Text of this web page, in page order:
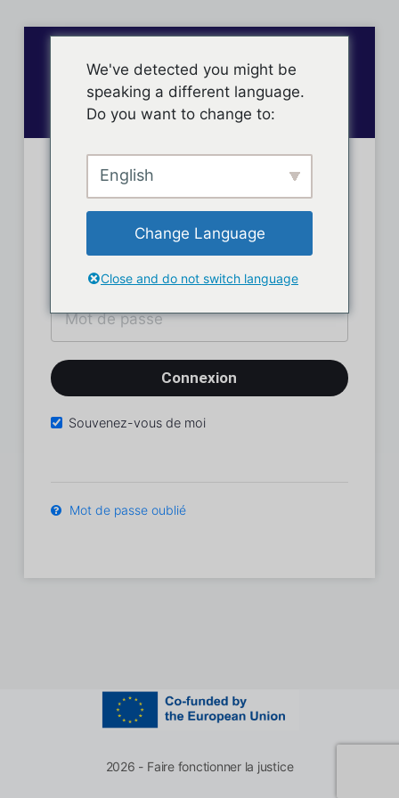
Connexion des membres
Souvenez-vous de moi
Mot de passe oublié
2026 - Faire fonctionner la justice
We've detected you might be
speaking a different language.
Do you want to change to:
English
Change Language
Close and do not switch language